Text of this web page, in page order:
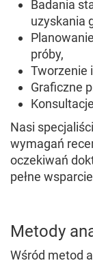
Badania
uzyskania
próby,
Tworzenie
Graficzne
Nasi
wymagań
oczekiwań
pełne
Metody
Wśród metod